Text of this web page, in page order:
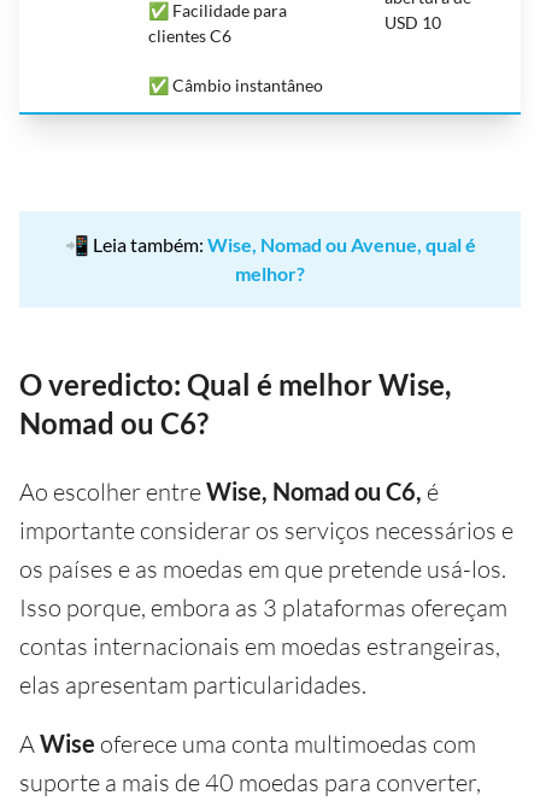
✅ Facilidade para
clientes C6
✅ Câmbio instantâneo
USD 10
📲 Leia também: Wise, Nomad ou Avenue, qual é
melhor?
O veredicto: Qual é melhor Wise,
Nomad ou C6?
Ao escolher entreWise, Nomad ou C6, é
importante considerar os serviços necessários e
os países e as moedas em que pretende usá-los.
Isso porque, embora as 3 plataformas ofereçam
contas internacionais em moedas estrangeiras,
elas apresentam particularidades.
AWise oferece uma conta multimoedas com
suporte a mais de 40 moedas para converter,